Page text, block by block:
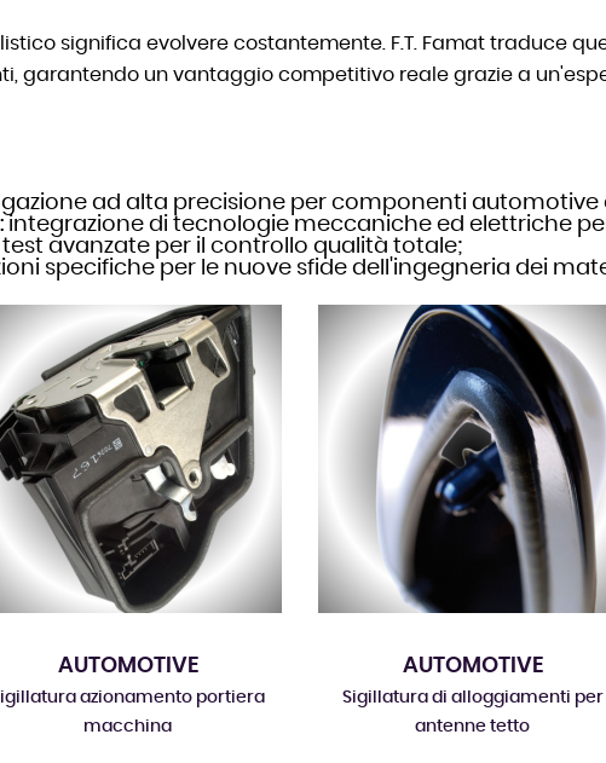
significa evolvere costantemente. F.T. Famat traduce
garantendo un vantaggio competitivo reale grazie a
ad alta precisione per componenti automotive
integrazione di tecnologie meccaniche ed elettriche
avanzate per il controllo qualità totale;
specifiche per le nuove sfide dell'ingegneria dei
AUTOMOTIVE
azionamento portiera
macchina
AUTOMOTIVE
Sigillatura di alloggiamenti per
antenne tetto